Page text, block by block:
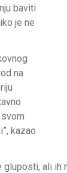
baviti
je ne
na
kazao
ali